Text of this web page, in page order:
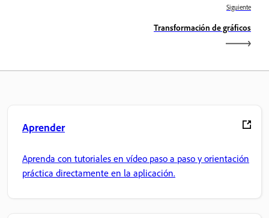
Siguiente
Transformación de gráficos
Aprender
Aprenda con tutoriales en vídeo paso a paso y orientación
práctica directamente en la aplicación.